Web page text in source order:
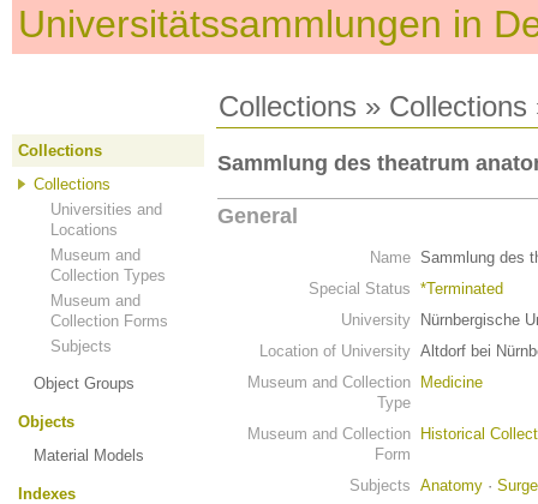
Universitätssammlungen in
Collections » Collections
Collections
Collections
Universities and
Locations
Museum and
Collection Types
Museum and
Collection Forms
Subjects
Object Groups
Objects
Material Models
Indexes
Sammlung des theatrum
General
Name Sammlung des
Special Status *Terminated
University
Nürnbergische
Location of University Altdorf bei
Museum and Collection
Type
Medicine
Museum and Collection
Form
Historical
Subjects Anatomy ·